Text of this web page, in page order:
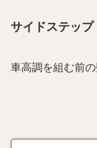
サイドステップ
車高調を組む前